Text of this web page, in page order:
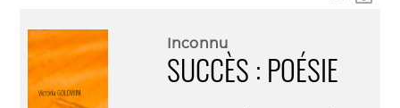
Inconnu
SUCCÈS : POÉSIE